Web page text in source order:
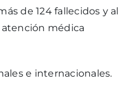
de 124 fallecidos y al
atención médica
e internacionales.